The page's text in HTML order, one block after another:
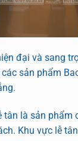
đại và sang
sản phẩm
tân là sản phẩm
Khu vực lễ